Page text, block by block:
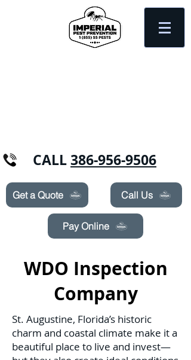
CALL386-956-9506
Get a Quote Call Us
Pay Online
WDO Inspection
Company
St. Augustine, Florida’s historic
charm and coastal climate make it a
beautiful place to live and invest—